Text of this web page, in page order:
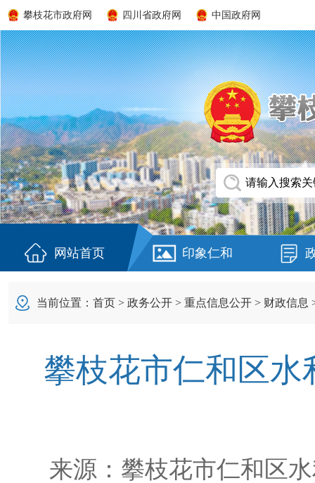
攀枝花市政府网 四川省政府网 中国政府网
网站首页 印象仁和
当前位置： 首页 > 政务公开 > 重点信息公开 > 财政信息
攀枝花市仁和区水
来源： 攀枝花市仁和区